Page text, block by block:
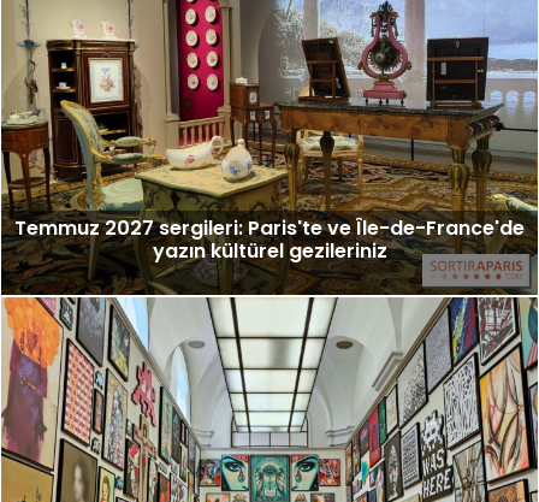
Temmuz 2027 sergileri: Paris'te ve Île-de-France'de
yazın kültürel gezileriniz